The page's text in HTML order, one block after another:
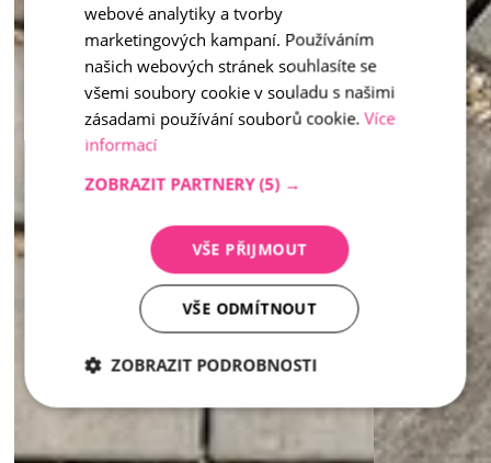
webové analytiky a tvorby
marketingových kampaní. Používáním
našich webových stránek souhlasíte se
všemi soubory cookie v souladu s našimi
zásadami používání souborů cookie. Více
informací
ZOBRAZIT PARTNERY (5) →
VŠE PŘIJMOUT
VŠE ODMÍTNOUT
ZOBRAZIT PODROBNOSTI
Nezbytně
Analytika Marketing